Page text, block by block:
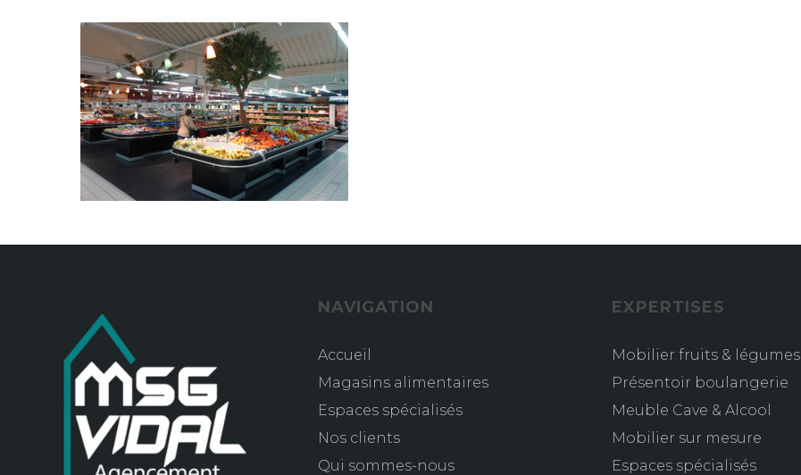
NAVIGATION
Accueil
Magasins alimentaires
Espaces spécialisés
Nos clients
Qui sommes-nous
EXPERTISES
Mobilier fruits & légumes
Présentoir boulangerie
Meuble Cave & Alcool
Mobilier sur mesure
Espaces spécialisés